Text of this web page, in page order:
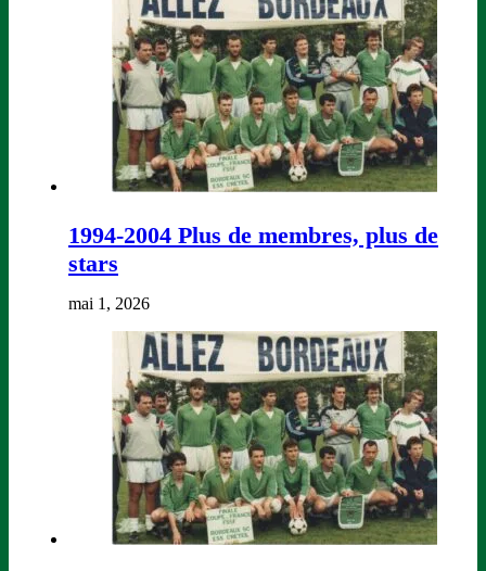
1994-2004 Plus de membres, plus de
stars
mai 1, 2026